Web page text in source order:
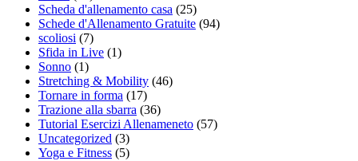
Scheda d'allenamento casa (25)
Schede d'Allenamento Gratuite (94)
scoliosi (7)
Sfida in Live (1)
Sonno (1)
Stretching & Mobility (46)
Tornare in forma (17)
Trazione alla sbarra (36)
Tutorial Esercizi Allenameneto (57)
Uncategorized (3)
Yoga e Fitness (5)